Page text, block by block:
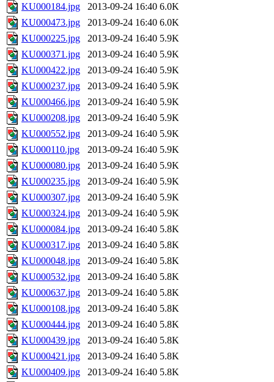
KU000184.jpg
2013-09-24 16:40 6.0K
KU000473.jpg
2013-09-24 16:40 6.0K
KU000225.jpg
2013-09-24 16:40 5.9K
KU000371.jpg
2013-09-24 16:40 5.9K
KU000422.jpg
2013-09-24 16:40 5.9K
KU000237.jpg
2013-09-24 16:40 5.9K
KU000466.jpg
2013-09-24 16:40 5.9K
KU000208.jpg
2013-09-24 16:40 5.9K
KU000552.jpg
2013-09-24 16:40 5.9K
KU000110.jpg
2013-09-24 16:40 5.9K
KU000080.jpg
2013-09-24 16:40 5.9K
KU000235.jpg
2013-09-24 16:40 5.9K
KU000307.jpg
2013-09-24 16:40 5.9K
KU000324.jpg
2013-09-24 16:40 5.9K
KU000084.jpg
2013-09-24 16:40 5.8K
KU000317.jpg
2013-09-24 16:40 5.8K
KU000048.jpg
2013-09-24 16:40 5.8K
KU000532.jpg
2013-09-24 16:40 5.8K
KU000637.jpg
2013-09-24 16:40 5.8K
KU000108.jpg
2013-09-24 16:40 5.8K
KU000444.jpg
2013-09-24 16:40 5.8K
KU000439.jpg
2013-09-24 16:40 5.8K
KU000421.jpg
2013-09-24 16:40 5.8K
KU000409.jpg
2013-09-24 16:40 5.8K